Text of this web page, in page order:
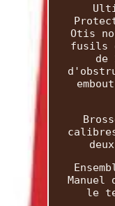
Otis
fusils
le